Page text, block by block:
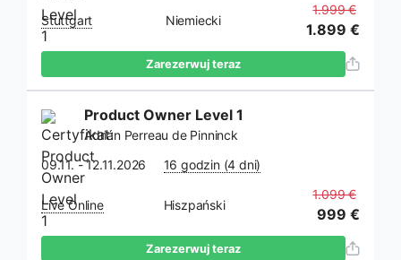
Stuttgart Niemiecki
1.999 €
1.899 €
Zarezerwuj teraz
Product Owner Level 1
Adrián Perreau de Pinninck
09.11. - 12.11.2026
16 godzin (4 dni)
Live Online Hiszpański
1.099 €
999 €
Zarezerwuj teraz